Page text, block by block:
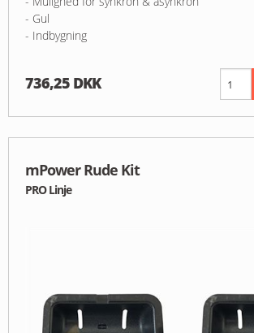
- Gul
- Indbygning
736,25 DKK
mPower Rude Kit
PRO Linje